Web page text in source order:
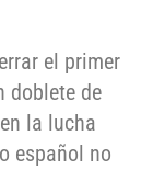
el primer
doblete de
la lucha
español no